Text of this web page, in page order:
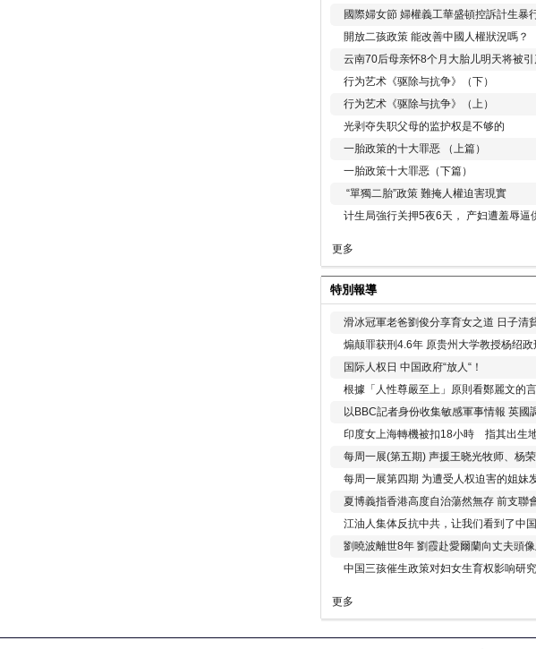
國際婦女節 婦權義工華盛頓控訴計生暴
開放二孩政策 能改善中國人權狀況嗎？
云南70后母亲怀8个月大胎儿明天将被
行为艺术《驱除与抗争》（下）
行为艺术《驱除与抗争》（上）
光剥夺失职父母的监护权是不够的
一胎政策的十大罪恶 （上篇）
一胎政策十大罪恶（下篇）
“單獨二胎”政策 難掩人權迫害現實
计生局強行关押5夜6天， 产妇遭羞辱逼
更多
特別報導
滑冰冠軍老爸劉俊分享育女之道 日子清
煽颠罪获刑4.6年 原贵州大学教授杨绍政
国际人权日 中国政府“放人“！
根據「人性尊嚴至上」原則看鄭麗文的
以BBC記者身份收集敏感軍事情報 英國
印度女上海轉機被扣18小時 指其出生地
每周一展(第五期) 声援王晓光牧师、杨
每周一展第四期 为遭受人权迫害的姐妹
夏博義指香港高度自治蕩然無存 前支聯
江油人集体反抗中共，让我们看到了中
劉曉波離世8年 劉霞赴愛爾蘭向丈夫頭
中国三孩催生政策对妇女生育权影响研
更多